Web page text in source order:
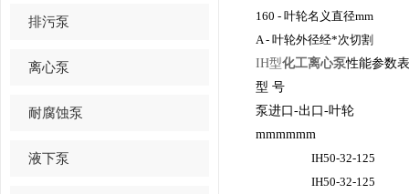
排污泵
离心泵
耐腐蚀泵
液下泵
160 - 叶轮名义直径mm
A - 叶轮外径经*次切割
IH型化工离心泵性能参数表
型 号
泵进口-出口-叶轮
mmmmmm
IH50-32-125
IH50-32-125